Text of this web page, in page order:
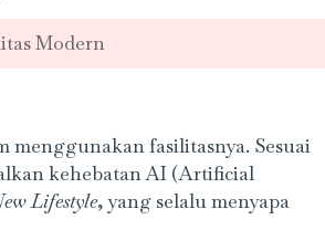
Modern
menggunakan fasilitasnya. Sesuai
kehebatan AI (Artificial
Lifestyle, yang selalu menyapa